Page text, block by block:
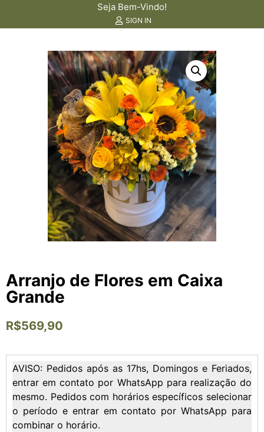
Seja Bem-Vindo!
SIGN IN
Arranjo de Flores em Caixa
Grande
R$569,90
AVISO: Pedidos após as 17hs, Domingos e Feriados,
entrar em contato por WhatsApp para realização do
mesmo. Pedidos com horários específicos selecionar
o período e entrar em contato por WhatsApp para
combinar o horário.